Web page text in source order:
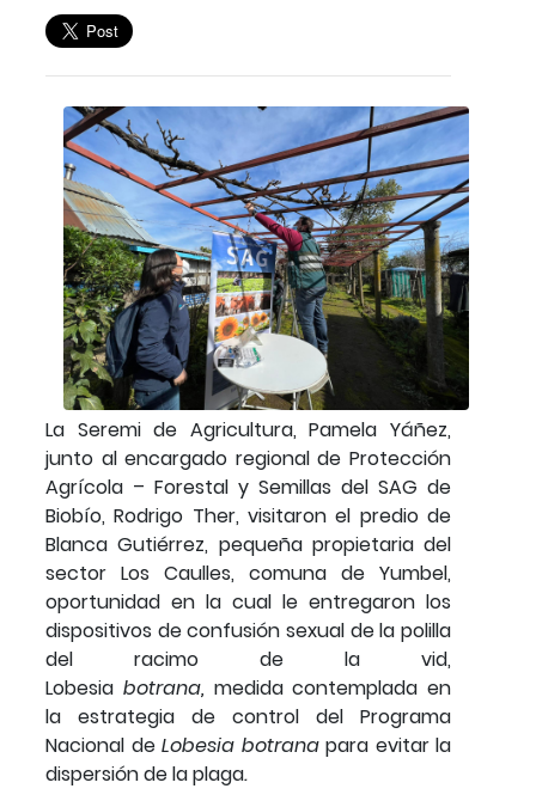
La Seremi de Agricultura, Pamela Yáñez,
junto al encargado regional de Protección
Agrícola – Forestal y Semillas del SAG de
Biobío, Rodrigo Ther, visitaron el predio de
Blanca Gutiérrez, pequeña propietaria del
sector Los Caulles, comuna de Yumbel,
oportunidad en la cual le entregaron los
dispositivos de confusión sexual de la polilla
del racimo de la vid,
Lobesia botrana, medida contemplada en
la estrategia de control del Programa
Nacional de Lobesia botrana para evitar la
dispersión de la plaga.